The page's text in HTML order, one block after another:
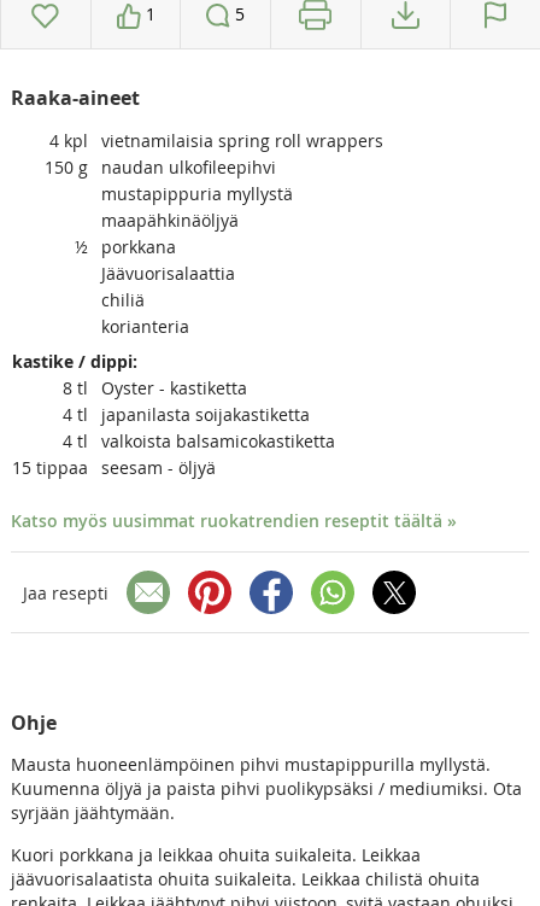
1 5
Raaka-aineet
4 kpl
vietnamilaisia spring roll wrappers
150 g
naudan ulkofileepihvi
mustapippuria myllystä
maapähkinäöljyä
½
porkkana
Jäävuorisalaattia
chiliä
korianteria
kastike / dippi:
8 tl
Oyster - kastiketta
4 tl
japanilasta soijakastiketta
4 tl
valkoista balsamicokastiketta
15 tippaa seesam - öljyä
Katso myös uusimmat ruokatrendien reseptit täältä »
Jaa resepti
Ohje
Mausta huoneenlämpöinen pihvi mustapippurilla myllystä.
Kuumenna öljyä ja paista pihvi puolikypsäksi / mediumiksi. Ota
syrjään jäähtymään.
Kuori porkkana ja leikkaa ohuita suikaleita. Leikkaa
jäävuorisalaatista ohuita suikaleita. Leikkaa chilistä ohuita